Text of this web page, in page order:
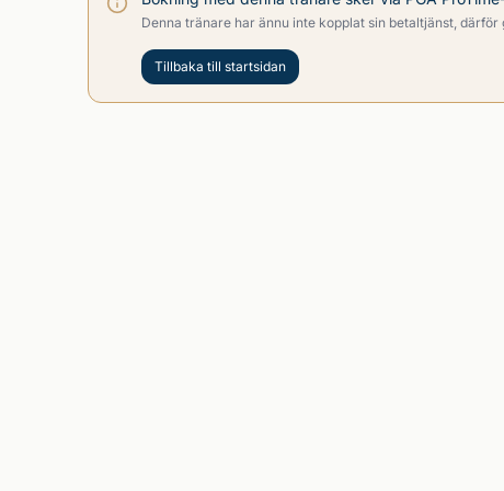
Denna tränare har ännu inte kopplat sin betaltjänst,
Tillbaka till startsidan